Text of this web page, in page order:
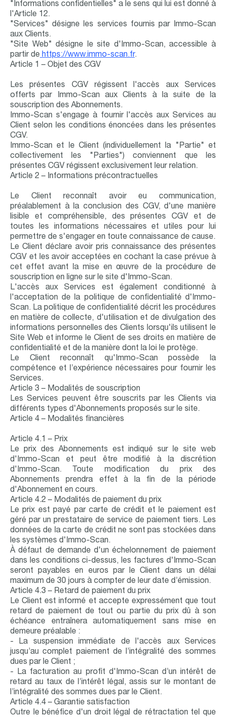
"Informations confidentielles" a le sens qui lui est donné à
l'Article 12.
"Services" désigne les services fournis par Immo-Scan
aux Clients.
"Site Web" désigne le site d'Immo-Scan, accessible à
partir de https://www.immo-scan.fr.
Article 1 – Objet des CGV
Les présentes CGV régissent l'accès aux Services
offerts par Immo-Scan aux Clients à la suite de la
souscription des Abonnements.
Immo-Scan s'engage à fournir l'accès aux Services au
Client selon les conditions énoncées dans les présentes
CGV.
Immo-Scan et le Client (individuellement la "Partie" et
collectivement les "Parties") conviennent que les
présentes CGV régissent exclusivement leur relation.
Article 2 – Informations précontractuelles
Le Client reconnaît avoir eu communication,
préalablement à la conclusion des CGV, d'une manière
lisible et compréhensible, des présentes CGV et de
toutes les informations nécessaires et utiles pour lui
permettre de s'engager en toute connaissance de cause.
Le Client déclare avoir pris connaissance des présentes
CGV et les avoir acceptées en cochant la case prévue à
cet effet avant la mise en œuvre de la procédure de
souscription en ligne sur le site d'Immo-Scan.
L'accès aux Services est également conditionné à
l'acceptation de la politique de confidentialité d'Immo-
Scan. La politique de confidentialité décrit les procédures
en matière de collecte, d'utilisation et de divulgation des
informations personnelles des Clients lorsqu'ils utilisent le
Site Web et informe le Client de ses droits en matière de
confidentialité et de la manière dont la loi le protège.
Le Client reconnaît qu'Immo-Scan possède la
compétence et l’expérience nécessaires pour fournir les
Services.
Article 3 – Modalités de souscription
Les Services peuvent être souscrits par les Clients via
différents types d'Abonnements proposés sur le site.
Article 4 – Modalités financières
Article 4.1 – Prix
Le prix des Abonnements est indiqué sur le site web
d'Immo-Scan et peut être modifié à la discrétion
d'Immo-Scan. Toute modification du prix des
Abonnements prendra effet à la fin de la période
d'Abonnement en cours.
Article 4.2 – Modalités de paiement du prix
Le prix est payé par carte de crédit et le paiement est
géré par un prestataire de service de paiement tiers. Les
données de la carte de crédit ne sont pas stockées dans
les systèmes d'Immo-Scan.
À défaut de demande d'un échelonnement de paiement
dans les conditions ci-dessus, les factures d'Immo-Scan
seront payables en euros par le Client dans un délai
maximum de 30 jours à compter de leur date d’émission.
Article 4.3 – Retard de paiement du prix
Le Client est informé et accepte expressément que tout
retard de paiement de tout ou partie du prix dû à son
échéance entraînera automatiquement sans mise en
demeure préalable :
- La suspension immédiate de l'accès aux Services
jusqu’au complet paiement de l’intégralité des sommes
dues par le Client ;
- La facturation au profit d'Immo-Scan d’un intérêt de
retard au taux de l’intérêt légal, assis sur le montant de
l’intégralité des sommes dues par le Client.
Article 4.4 – Garantie satisfaction
Outre le bénéfice d'un droit légal de rétractation tel que